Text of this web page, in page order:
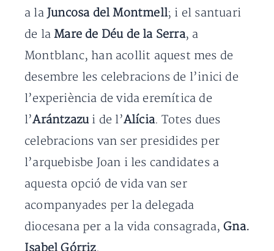
a la Juncosa del Montmell; i el santuari
de laMare de Déu de la Serra, a
Montblanc, han acollit aquest mes de
desembre les celebracions de l’inici de
l’experiència de vida eremítica de
l’Arántzazui de l’Alícia. Totes dues
celebracions van ser presidides per
l’arquebisbe Joan i les candidates a
aquesta opció de vida van ser
acompanyades per la delegada
diocesana per a la vida consagrada,Gna.